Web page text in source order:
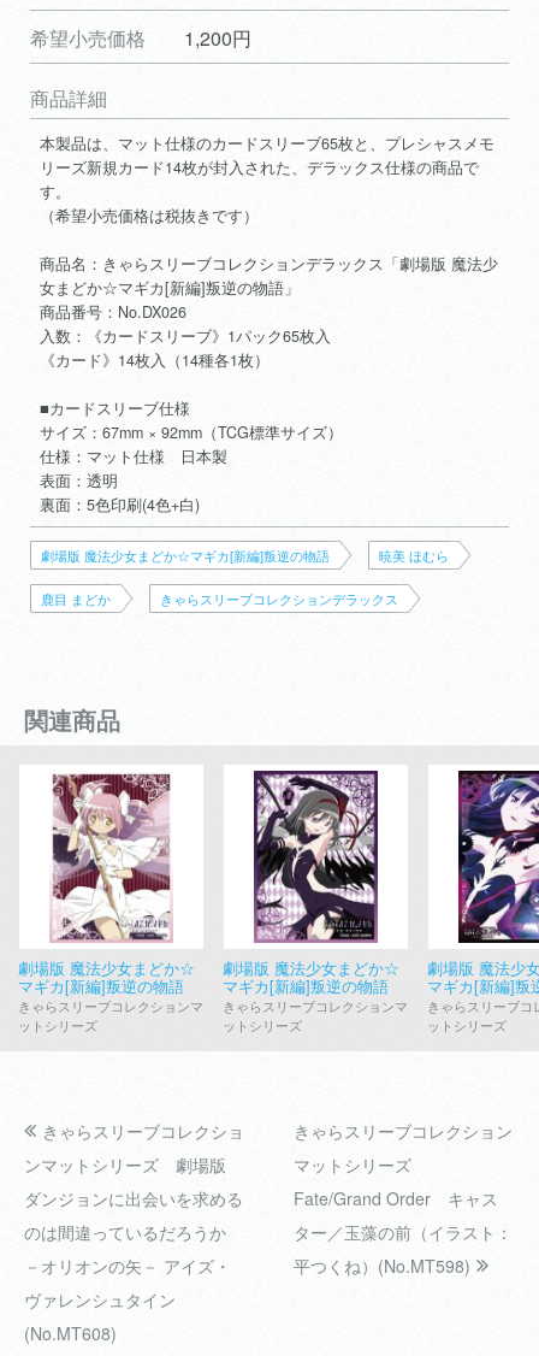
希望小売価格
1,200円
商品詳細
本製品は、マット仕様のカードスリーブ65枚と、プレシャスメモ
リーズ新規カード14枚が封入された、デラックス仕様の商品で
す。
（希望小売価格は税抜きです）
商品名：きゃらスリーブコレクションデラックス「劇場版 魔法少
女まどか☆マギカ[新編]叛逆の物語」
商品番号：No.DX026
入数：《カードスリーブ》1パック65枚入
《カード》14枚入（14種各1枚）
■カードスリーブ仕様
サイズ：67mm × 92mm（TCG標準サイズ）
仕様：マット仕様 日本製
表面：透明
裏面：5色印刷(4色+白)
劇場版 魔法少女まどか☆マギカ[新編]叛逆の物語 暁美 ほむら
鹿目 まどか きゃらスリーブコレクションデラックス
関連商品
劇場版 魔法少女まどか☆
マギカ[新編]叛逆の物語
きゃらスリーブコレクションマ
ットシリーズ
劇場版 魔法少女まどか☆
マギカ[新編]叛逆の物語
きゃらスリーブコレクションマ
ットシリーズ
劇場版 魔法少
マギカ[新編]叛
きゃらスリーブコ
ットシリーズ
きゃらスリーブコレクショ
ンマットシリーズ 劇場版
ダンジョンに出会いを求める
のは間違っているだろうか
－オリオンの矢－ アイズ・
ヴァレンシュタイン
(No.MT608)
きゃらスリーブコレクション
マットシリーズ
Fate/Grand Order キャス
ター／玉藻の前（イラスト：
平つくね）(No.MT598)